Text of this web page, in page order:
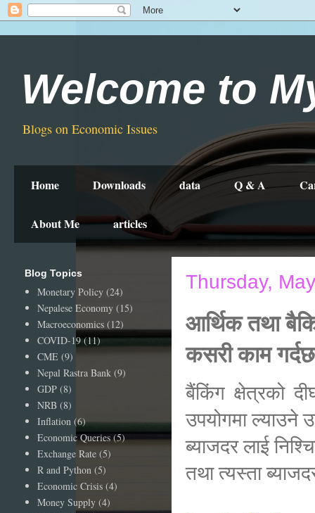
Welcome to
Blogs on Economic Issues
Home Downloads data Q & A
About Me articles
Thursday,
आर्थिक तथा
कसरी काम
बैंकिंग क्षेत्रको
उपयोगमा ल्याउने
ब्याजदर लाई
तथा त्यस्ता
Blog Topics
Monetary Policy (24)
Nepalese Economy (15)
Macroeconomics (12)
COVID-19 (11)
CME (9)
Nepal Rastra Bank (9)
GDP (8)
NRB (8)
Inflation (6)
Economic Queries (5)
Exchange Rate (5)
R and Python (5)
Economic Crisis (4)
Money Supply (4)